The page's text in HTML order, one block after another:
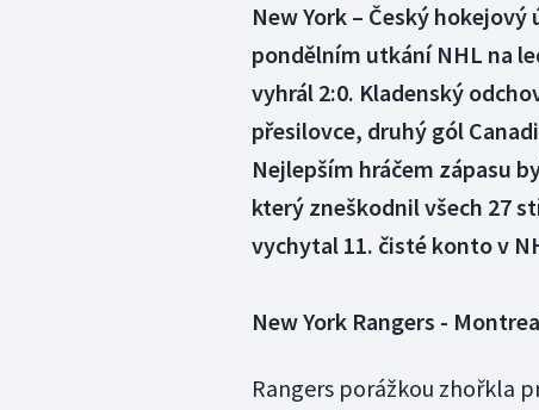
New York – Český
pondělním utkání NHL na
vyhrál 2:0. Kladenský
přesilovce, druhý gól
Nejlepším hráčem zápasu
který zneškodnil všech 27
vychytal 11. čisté konto v
New York Rangers -
Rangers porážkou zhořkla